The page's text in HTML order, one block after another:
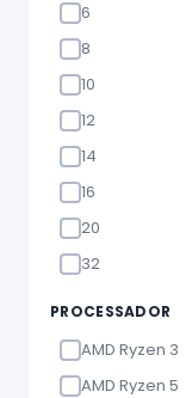
6
8
10
12
14
16
20
32
PROCESSADOR
AMD Ryzen 3
AMD Ryzen 5